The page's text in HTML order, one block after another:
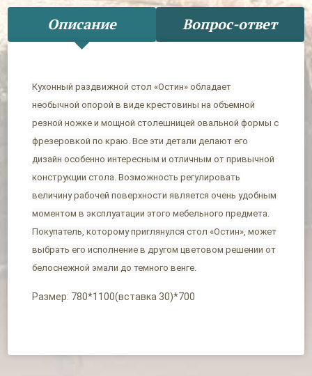
Описание Вопрос-ответ
Кухонный раздвижной стол «Остин» обладает
необычной опорой в виде крестовины на объемной
резной ножке и мощной столешницей овальной формы с
фрезеровкой по краю. Все эти детали делают его
дизайн особенно интересным и отличным от привычной
конструкции стола. Возможность регулировать
величину рабочей поверхности является очень удобным
моментом в эксплуатации этого мебельного предмета.
Покупатель, которому приглянулся стол «Остин», может
выбрать его исполнение в другом цветовом решении от
белоснежной эмали до темного венге.
Размер: 780*1100(вставка 30)*700